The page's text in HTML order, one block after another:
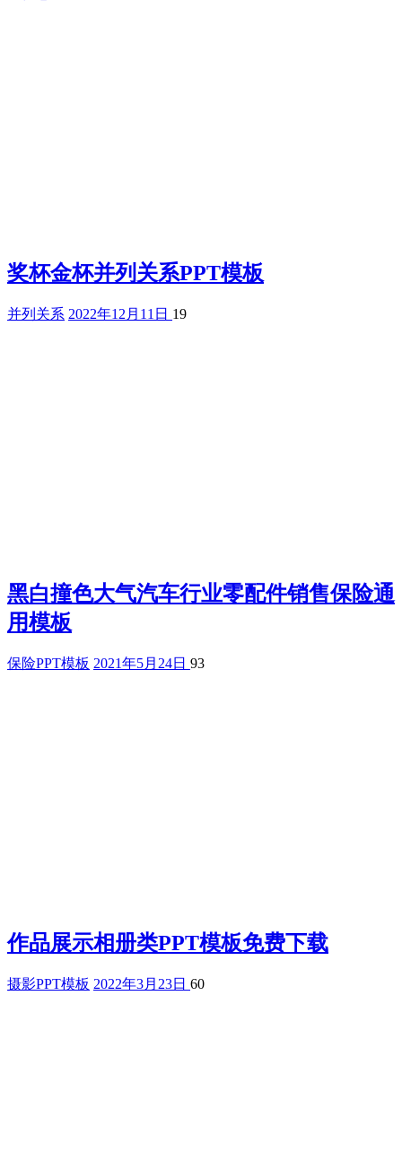
奖杯金杯并列关系PPT模板
并列关系 2022年12月11日 19
黑白撞色大气汽车行业零配件销售保险通
用模板
保险PPT模板 2021年5月24日 93
作品展示相册类PPT模板免费下载
摄影PPT模板 2022年3月23日 60